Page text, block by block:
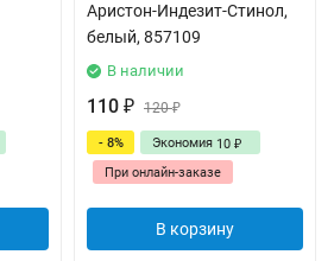
Аристон-Индезит-Стинол,
белый, 857109
В наличии
110 ₽ 120₽
- 8% Экономия 10 ₽
При онлайн-заказе
В корзину